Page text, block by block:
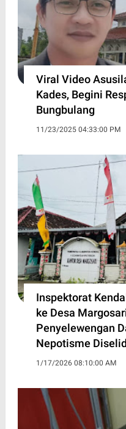
Viral Video
Kades, Begini
Bungbulang
11/23/2025 04:33:00 PM
Inspektorat
ke Desa
Penyelewengan
Nepotisme
1/17/2026 08:10:00 AM